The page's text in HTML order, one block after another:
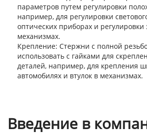
параметров путем регулировки
например, для регулировки
оптических приборах и регулировки
механизмах.
Крепление: Стержни с полной
использовать с гайками для
деталей, например, для крепления
автомобилях и втулок в механизмах.
Введение в